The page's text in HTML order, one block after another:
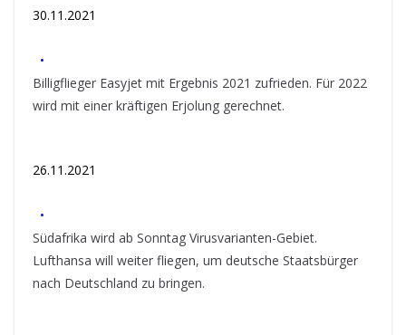
30.11.2021
•
Billigflieger Easyjet mit Ergebnis 2021 zufrieden. Für 2022
wird mit einer kräftigen Erjolung gerechnet.
26.11.2021
•
Südafrika wird ab Sonntag Virusvarianten-Gebiet.
Lufthansa will weiter fliegen, um deutsche Staatsbürger
nach Deutschland zu bringen.